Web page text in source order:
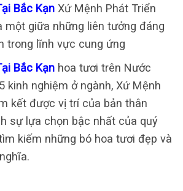
Bắc Kạn Xứ Mệnh Phát Triển
một giữa những liên tưởng đáng
trong lĩnh vực cung ứng
Bắc Kạn hoa tươi trên Nước
kinh nghiệm ở ngành, Xứ Mệnh
kết được vị trí của bản thân
sự lựa chọn bậc nhất của quý
kiếm những bó hoa tươi đẹp và